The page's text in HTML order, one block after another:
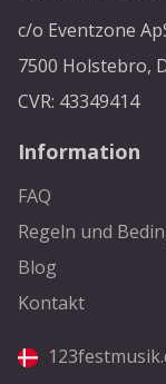
c/o Eventzone
7500 Holstebro,
CVR: 43349414
Information
FAQ
Regeln und
Blog
Kontakt